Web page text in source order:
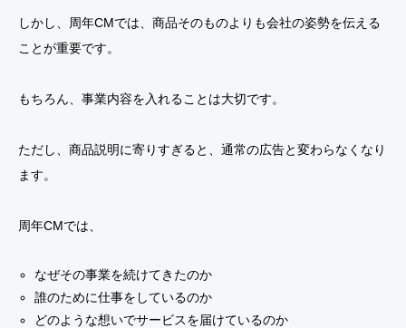
しかし、周年CMでは、商品そのものよりも会社の姿勢を伝える
ことが重要です。
もちろん、事業内容を入れることは大切です。
ただし、商品説明に寄りすぎると、通常の広告と変わらなくなり
ます。
周年CMでは、
なぜその事業を続けてきたのか
誰のために仕事をしているのか
どのような想いでサービスを届けているのか